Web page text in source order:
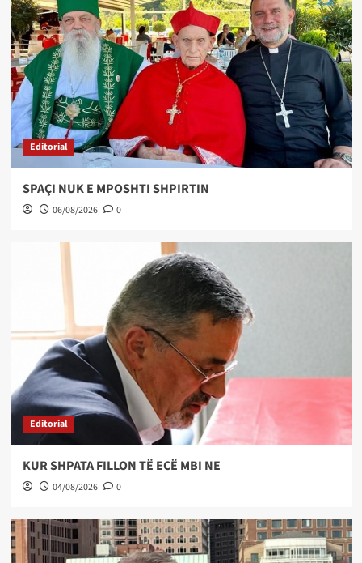
Editorial
SPAÇI NUK E MPOSHTI SHPIRTIN
06/08/2026 0
Editorial
KUR SHPATA FILLON TË ECË MBI NE
04/08/2026 0